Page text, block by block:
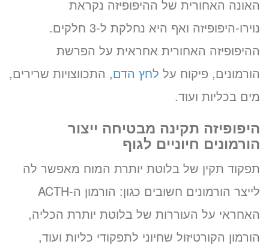
האונה האחורית של ההיפופיזה נקראת
נוירו-היפופיזה ואף היא נחלקת ל-3 חלקים.
ההיפופיזה האחורית אחראית על הפרשת
הורמונים, פיקוח על לחץ הדם, התכווצויות שרירים,
מים בכליות ועוד.
היפופיזה תקינה מבטיחה ייצור
הורמונים חיוניים לגוף
תפקוד תקין של בלוטת יותרת המוח מאפשר לה
לייצר הורמונים חשובים כגון: הורמון ה-ACTH
האחראי על העוררות של בלוטת יותרת הכליה,
הורמון הקורטיזול שחיוני לתפקודי כליות ועוד,